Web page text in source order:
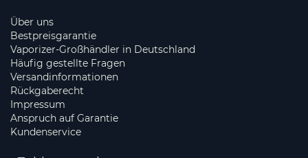
Über uns
Bestpreisgarantie
Vaporizer-Großhändler in Deutschland
Häufig gestellte Fragen
Versandinformationen
Rückgaberecht
Impressum
Anspruch auf Garantie
Kundenservice